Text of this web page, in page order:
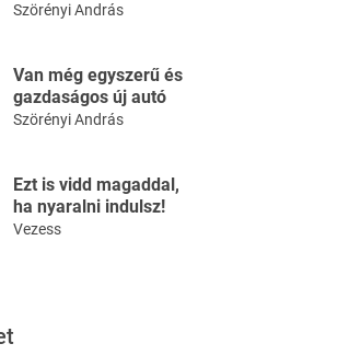
Szörényi András
Van még egyszerű és
gazdaságos új autó
Szörényi András
Ezt is vidd magaddal,
ha nyaralni indulsz!
Vezess